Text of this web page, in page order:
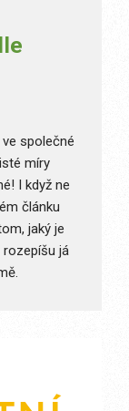
společné
míry
I když ne
článku
jaký je
rozepíšu já